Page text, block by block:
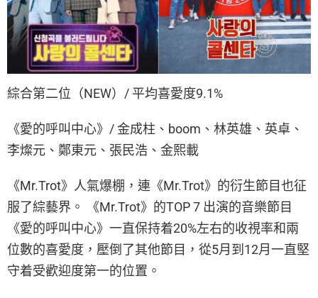
綜合第二位（NEW）/ 平均喜愛度9.1%
《愛的呼叫中心》/ 金成柱、boom、林英雄、英卓、
李燦元、鄭東元、張民浩、金熙載
《Mr.Trot》人氣爆棚，連《Mr.Trot》的衍生節目也征
服了綜藝界。 《Mr.Trot》的TOP 7 出演的音樂節目
《愛的呼叫中心》一直保持着20%左右的收視率和兩
位數的喜愛度，壓倒了其他節目，從5月到12月一直堅
守着受歡迎度第一的位置。